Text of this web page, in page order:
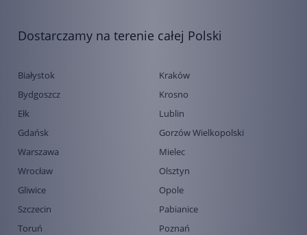
Dostarczamy na terenie całej Polski
Białystok
Bydgoszcz
Ełk
Gdańsk
Warszawa
Wrocław
Gliwice
Szczecin
Toruń
Kraków
Krosno
Lublin
Gorzów Wielkopolski
Mielec
Olsztyn
Opole
Pabianice
Poznań